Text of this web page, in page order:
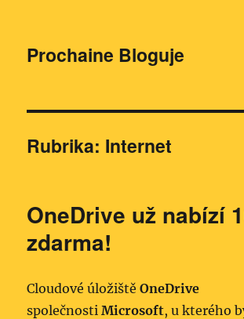
Prochaine Bloguje
Rubrika: Internet
OneDrive už nabízí
zdarma!
Cloudové úložištěOneDrive
společnostiMicrosoft, u kterého